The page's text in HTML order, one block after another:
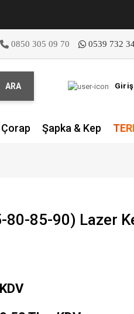
0850 305 09 70 0539 732
ARA Giriş
Şapka & Kep
80-85-90) Lazer